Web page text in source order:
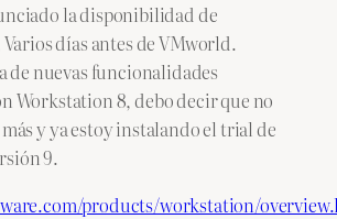
la disponibilidad de
días antes de VMworld.
de nuevas funcionalidades
Workstation 8, debo decir que no
y ya estoy instalando el trial de
9.
products/workstation/